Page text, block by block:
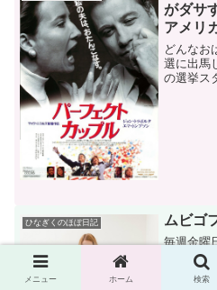
がダサ
アメリ
どんなお
選に出馬
の選挙ス
ひなぎくのほぼ日記 ムビゴ
毎週金曜
をご紹
ルマガ
をお得
メニュー ホーム 検索